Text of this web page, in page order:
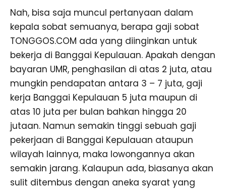
Nah, bisa saja muncul pertanyaan dalam
kepala sobat semuanya, berapa gaji sobat
TONGGOS.COM ada yang diinginkan untuk
bekerja di Banggai Kepulauan. Apakah dengan
bayaran UMR, penghasilan di atas 2 juta, atau
mungkin pendapatan antara 3 – 7 juta, gaji
kerja Banggai Kepulauan 5 juta maupun di
atas 10 juta per bulan bahkan hingga 20
jutaan. Namun semakin tinggi sebuah gaji
pekerjaan di Banggai Kepulauan ataupun
wilayah lainnya, maka lowongannya akan
semakin jarang. Kalaupun ada, biasanya akan
sulit ditembus dengan aneka syarat yang